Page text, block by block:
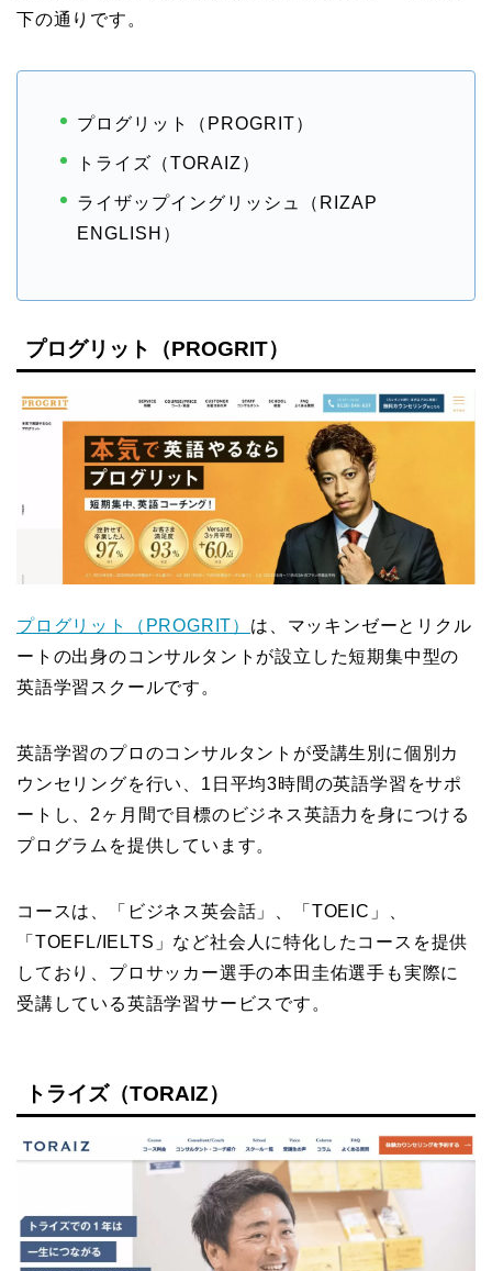
下の通りです。
プログリット（PROGRIT）
トライズ（TORAIZ）
ライザップイングリッシュ（RIZAP
ENGLISH）
プログリット（PROGRIT）
プログリット（PROGRIT） は、マッキンゼーとリクル
ートの出身のコンサルタントが設立した短期集中型の
英語学習スクールです。
英語学習のプロのコンサルタントが受講生別に個別カ
ウンセリングを行い、1日平均3時間の英語学習をサポ
ートし、2ヶ月間で目標のビジネス英語力を身につける
プログラムを提供しています。
コースは、「ビジネス英会話」、「TOEIC」、
「TOEFL/IELTS」など社会人に特化したコースを提供
しており、プロサッカー選手の本田圭佑選手も実際に
受講している英語学習サービスです。
トライズ（TORAIZ）